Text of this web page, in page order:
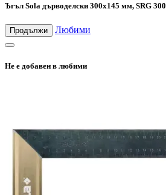
Ъгъл Sola дърводелски 300х145 мм, SRG 300
Продължи Любими
Не е добавен в любими